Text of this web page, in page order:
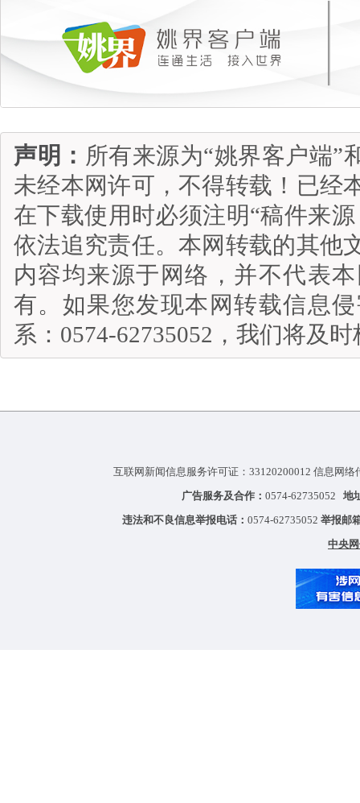
声明： 所有来源为“姚界客户端”
未经本网许可，不得转载！已经
在下载使用时必须注明“稿件来
依法追究责任。本网转载的其他
内容均来源于网络，并不代表
有。如果您发现本网转载信息
系：0574-62735052，我们将及
互联网新闻信息服务许可证：33120200012 信息网
广告服务及合作： 0574-62735052 地
违法和不良信息举报电话： 0574-62735052 举报邮
中央